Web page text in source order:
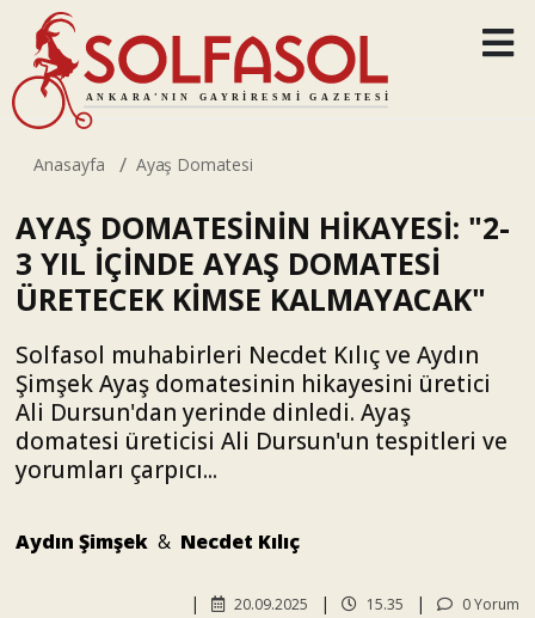
Anasayfa Ayaş Domatesi
AYAŞ DOMATESİNİN HİKAYESİ: "2-
3 YIL İÇİNDE AYAŞ DOMATESİ
ÜRETECEK KİMSE KALMAYACAK"
Solfasol muhabirleri Necdet Kılıç ve Aydın
Şimşek Ayaş domatesinin hikayesini üretici
Ali Dursun'dan yerinde dinledi. Ayaş
domatesi üreticisi Ali Dursun'un tespitleri ve
yorumları çarpıcı...
Aydın Şimşek & Necdet Kılıç
0 Yorum
15.35
20.09.2025